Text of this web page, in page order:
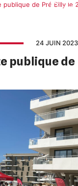
de Pré Billy le
24 JUIN 2023
publique de